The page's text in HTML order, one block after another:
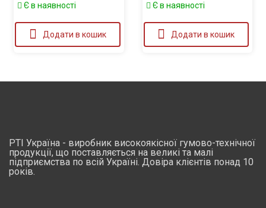
Є в наявності
Додати в кошик
Є в наявності
Додати в кошик
РТІ Україна - виробник високоякісної гумово-технічної
продукції, що поставляється на великі та малі
підприємства по всій Україні. Довіра клієнтів понад 10
років.